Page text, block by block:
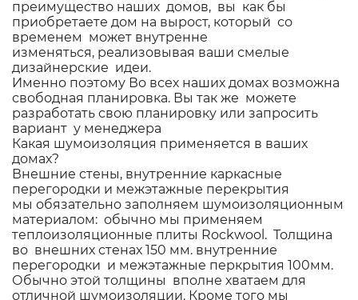
преимущество наших домов, вы как бы
приобретаете дом на вырост, который со
временем может внутренне
изменяться, реализовывая ваши смелые
дизайнерские идеи.
Именно поэтому Во всех наших домах возможна
свободная планировка. Вы так же можете
разработать свою планировку или запросить
вариант у менеджера
Какая шумоизоляция применяется в ваших
домах?
Внешние стены, внутренние каркасные
перегородки и межэтажные перекрытия
мы обязательно заполняем шумоизоляционным
материалом: обычно мы применяем
теплоизоляционные плиты Rockwool. Толщина
во внешних стенах 150 мм. внутренние
перегородки и межэтажные перкрытия 100мм.
Обычно этой толщины вполне хватаем для
отличной шумоизоляции. Кроме того мы